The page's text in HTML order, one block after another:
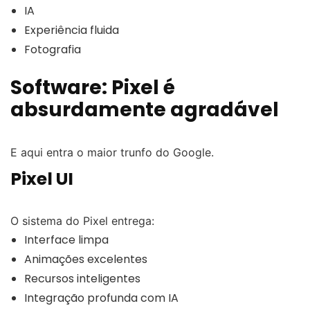
IA
Experiência fluida
Fotografia
Software: Pixel é
absurdamente agradável
E aqui entra o maior trunfo do Google.
Pixel UI
O sistema do Pixel entrega:
Interface limpa
Animações excelentes
Recursos inteligentes
Integração profunda com IA